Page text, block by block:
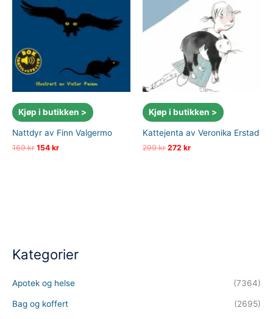
Kjøp i butikken >
Nattdyr av Finn Valgermo
169kr Opprinnelig
154 krNåværende
Kjøp i butikken >
Kattejenta av Veronika Erstad
299kr Opprinnelig
272 krNåværende
Kategorier
Apotek og helse (7364)
Bag og koffert (2695)